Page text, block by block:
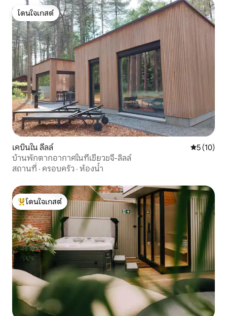
โดนใจเกสต์
โดนใจเกสต์
เคบินใน ลีลล์ คะแนนเฉลี่
5 (10)
บ้านพักตากอากาศในที่เขียวขจี-ลิลล์
สถานที่ · ครอบครัว · ห้องน้ำ
โดนใจเกสต์ที่สุด
โดนใจเกสต์